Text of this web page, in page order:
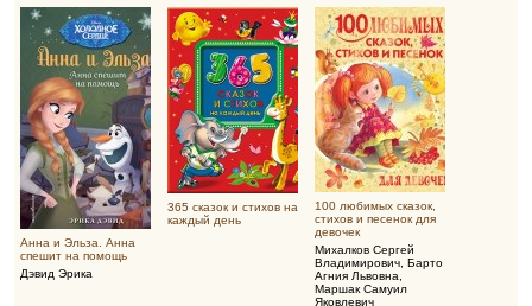
Драгунский Виктор
Юзефович
Анна и Эльза. Анна
спешит на помощь
Дэвид Эрика
365 сказок и стихов на
каждый день
100 любимых сказок,
стихов и песенок для
девочек
Михалков Сергей
Владимирович Барто
Агния Львовна
Маршак Самуил
Яковлевич